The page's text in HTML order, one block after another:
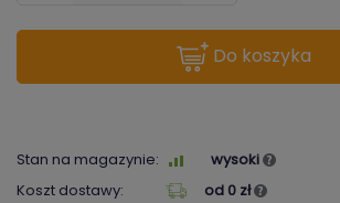
do koszyka
Stan na magazynie:
wysoki
Koszt dostawy:
od 0 zł